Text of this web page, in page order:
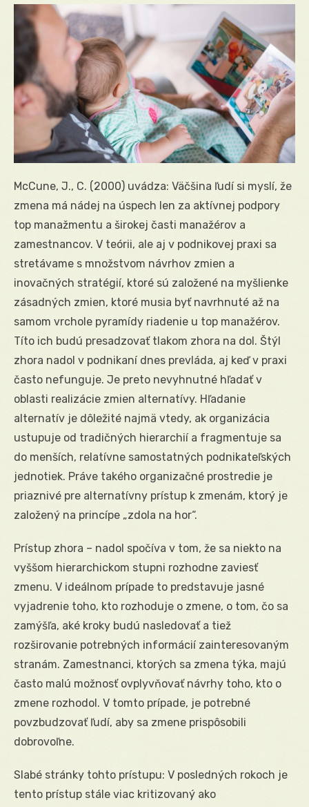
McCune, J., C. (2000) uvádza: Väčšina ľudí si myslí, že
zmena má nádej na úspech len za aktívnej podpory
top manažmentu a širokej časti manažérov a
zamestnancov. V teórii, ale aj v podnikovej praxi sa
stretávame s množstvom návrhov zmien a
inovačných stratégií, ktoré sú založené na myšlienke
zásadných zmien, ktoré musia byť navrhnuté až na
samom vrchole pyramídy riadenie u top manažérov.
Títo ich budú presadzovať tlakom zhora na dol. Štýl
zhora nadol v podnikaní dnes prevláda, aj keď v praxi
často nefunguje. Je preto nevyhnutné hľadať v
oblasti realizácie zmien alternatívy. Hľadanie
alternatív je dôležité najmä vtedy, ak organizácia
ustupuje od tradičných hierarchií a fragmentuje sa
do menších, relatívne samostatných podnikateľských
jednotiek. Práve takého organizačné prostredie je
priaznivé pre alternatívny prístup k zmenám, ktorý je
založený na princípe „zdola na hor“.
Prístup zhora – nadol spočíva v tom, že sa niekto na
vyššom hierarchickom stupni rozhodne zaviesť
zmenu. V ideálnom prípade to predstavuje jasné
vyjadrenie toho, kto rozhoduje o zmene, o tom, čo sa
zamýšľa, aké kroky budú nasledovať a tiež
rozširovanie potrebných informácií zainteresovaným
stranám. Zamestnanci, ktorých sa zmena týka, majú
často malú možnosť ovplyvňovať návrhy toho, kto o
zmene rozhodol. V tomto prípade, je potrebné
povzbudzovať ľudí, aby sa zmene prispôsobili
dobrovoľne.
Slabé stránky tohto prístupu: V posledných rokoch je
tento prístup stále viac kritizovaný ako